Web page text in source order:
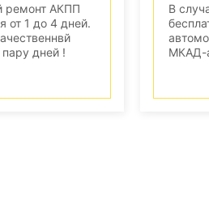
ремонт АКПП
от 1 до 4 дней.
пару дней !
В
МКАД-